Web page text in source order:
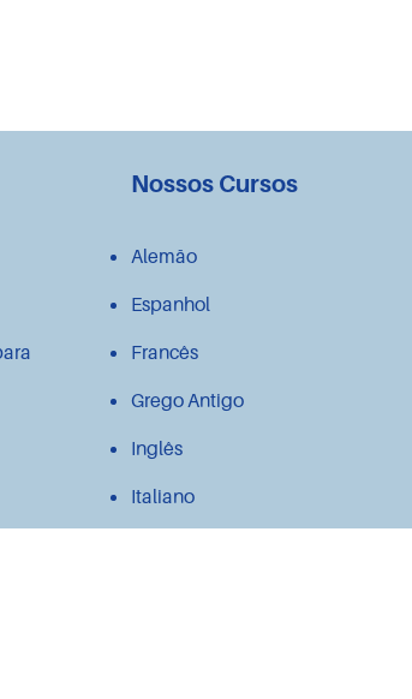
Nossos Cursos
Alemão
Espanhol
Francês
Grego Antigo
Inglês
Italiano